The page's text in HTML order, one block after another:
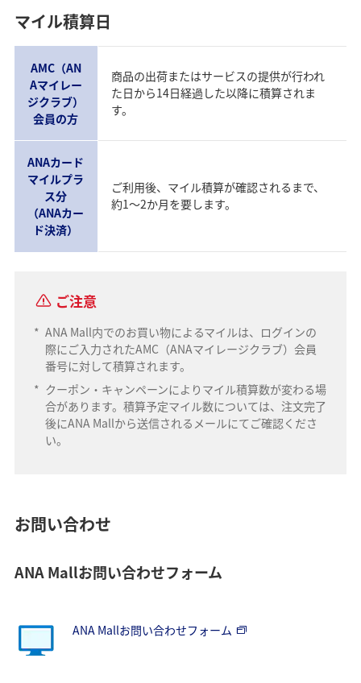
マイル積算日
AMC（AN
Aマイレー
ジクラブ）
会員の方
商品の出荷またはサービスの提供が行われ
た日から14日経過した以降に積算されま
す。
ANAカード
マイルプラ
ス分
（ANAカー
ド決済）
ご利用後、マイル積算が確認されるまで、
約1～2か月を要します。
ご注意
* ANA Mall内でのお買い物によるマイルは、ログインの
際にご入力されたAMC（ANAマイレージクラブ）会員
番号に対して積算されます。
* クーポン・キャンペーンによりマイル積算数が変わる場
合があります。積算予定マイル数については、注文完了
後にANA Mallから送信されるメールにてご確認くださ
い。
お問い合わせ
ANA Mallお問い合わせフォーム
ANA Mallお問い合わせフォーム